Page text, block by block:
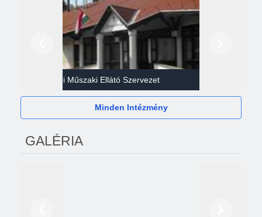
Gazdasági Műszaki Ellátó Szervezet
Minden Intézmény
GALÉRIA